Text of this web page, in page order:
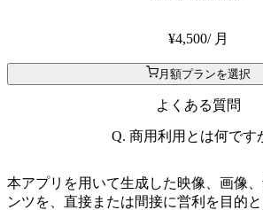
¥4,500/ 月
月額プランを選択
よくある質問
Q. 商用利用とは何です
本アプリを用いて生成した映像、画像
ンツを、直接または間接に営利を目的